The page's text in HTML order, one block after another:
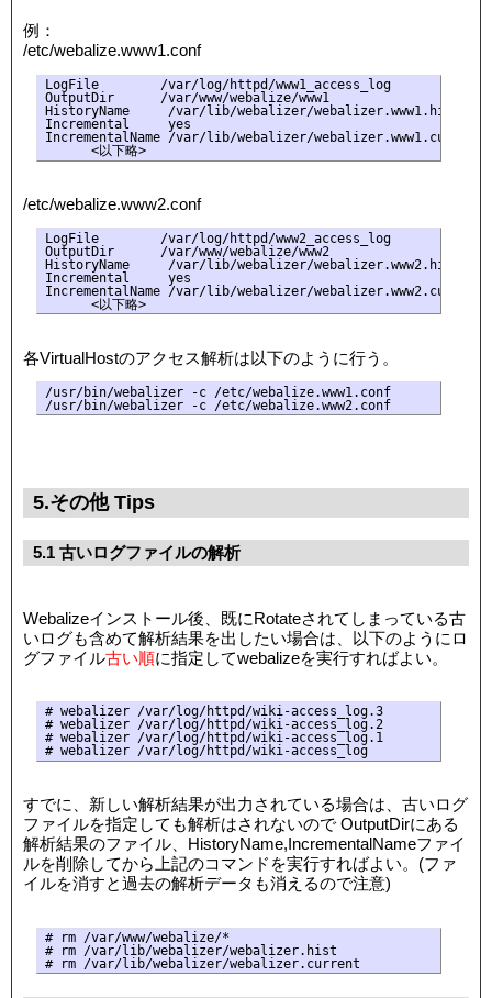
例：
/etc/webalize.www1.conf
LogFile        /var/log/httpd/www1_access_log
OutputDir      /var/www/webalize/www1
HistoryName     /var/lib/webalizer/webalizer.www1.hist
Incremental     yes
IncrementalName /var/lib/webalizer/webalizer.www1.current
      <以下略>
/etc/webalize.www2.conf
LogFile        /var/log/httpd/www2_access_log
OutputDir      /var/www/webalize/www2
HistoryName     /var/lib/webalizer/webalizer.www2.hist
Incremental     yes
IncrementalName /var/lib/webalizer/webalizer.www2.current
      <以下略>
各VirtualHostのアクセス解析は以下のように行う。
/usr/bin/webalizer -c /etc/webalize.www1.conf
/usr/bin/webalizer -c /etc/webalize.www2.conf
5.その他 Tips
5.1 古いログファイルの解析
Webalizeインストール後、既にRotateされてしまっている古
いログも含めて解析結果を出したい場合は、以下のようにロ
グファイル古い順に指定してwebalizeを実行すればよい。
# webalizer /var/log/httpd/wiki-access_log.3
# webalizer /var/log/httpd/wiki-access_log.2
# webalizer /var/log/httpd/wiki-access_log.1
# webalizer /var/log/httpd/wiki-access_log
すでに、新しい解析結果が出力されている場合は、古いログ
ファイルを指定しても解析はされないので OutputDirにある
解析結果のファイル、HistoryName,IncrementalNameファイ
ルを削除してから上記のコマンドを実行すればよい。(ファ
イルを消すと過去の解析データも消えるので注意)
# rm /var/www/webalize/*
# rm /var/lib/webalizer/webalizer.hist